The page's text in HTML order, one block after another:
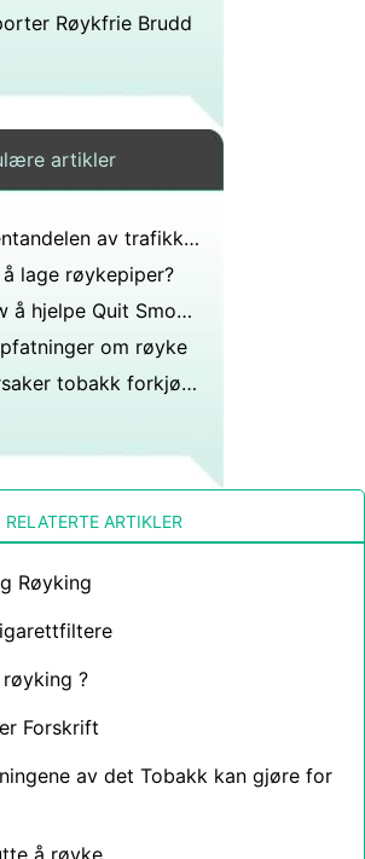
Røykfrie Brudd
artikler
Hva var prosentandelen av trafikkulykker alkoholrelatert i 2006?
lage røykepiper?
Hvordan Chew å hjelpe Quit Smoking
om røyke
Hvordan forårsaker tobakk forkjølelse sår hals og astmaanfall?
RELATERTE ARTIKLER
Røyking
?
Forskrift
av det Tobakk kan gjøre for
å røyke